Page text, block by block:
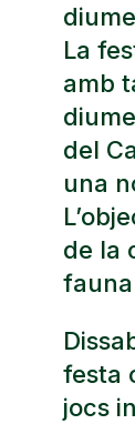
La
amb
del
una
de la
fauna
festa
jocs